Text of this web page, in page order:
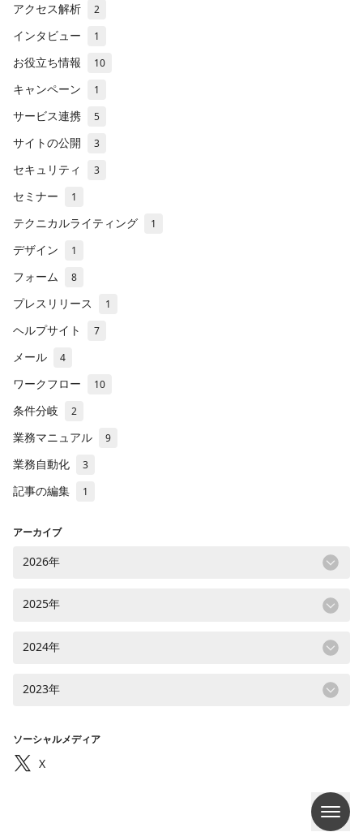
アクセス解析 2
インタビュー 1
お役立ち情報 10
キャンペーン 1
サービス連携 5
サイトの公開 3
セキュリティ 3
セミナー 1
テクニカルライティング 1
デザイン 1
フォーム 8
プレスリリース 1
ヘルプサイト 7
メール 4
ワークフロー 10
条件分岐 2
業務マニュアル 9
業務自動化 3
記事の編集 1
アーカイブ
2026年
2025年
2024年
2023年
ソーシャルメディア
X